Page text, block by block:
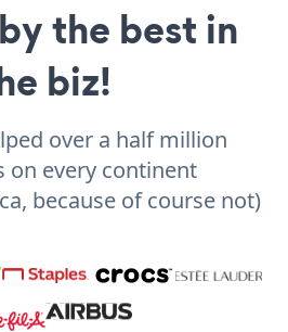
the best in
biz!
over a half million
on every continent
because of course not)